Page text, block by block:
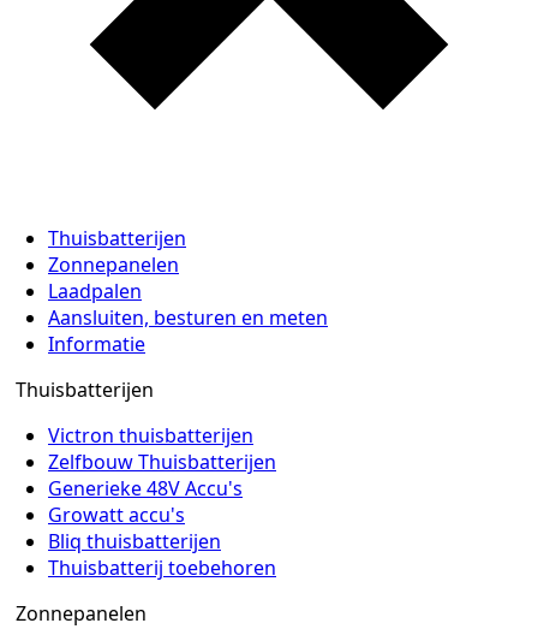
Thuisbatterijen
Zonnepanelen
Laadpalen
Aansluiten, besturen en meten
Informatie
Thuisbatterijen
Victron thuisbatterijen
Zelfbouw Thuisbatterijen
Generieke 48V Accu's
Growatt accu's
Bliq thuisbatterijen
Thuisbatterij toebehoren
Zonnepanelen